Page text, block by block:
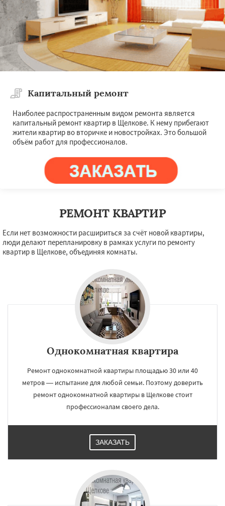
Капитальный ремонт
Наиболее распространенным видом ремонта является
капитальный ремонт квартир в Щелкове. К нему прибегают
жители квартир во вторичке и новостройках. Это большой
объём работ для профессионалов.
РЕМОНТ КВАРТИР
Если нет возможности расшириться за счёт новой квартиры,
люди делают перепланировку в рамках услуги по ремонту
квартир в Щелкове, объединяя комнаты.
Однокомнатная квартира
Ремонт однокомнатной квартиры площадью 30 или 40
метров — испытание для любой семьи. Поэтому доверить
ремонт однокомнатной квартиры в Щелкове стоит
профессионалам своего дела.
ЗАКАЗАТЬ